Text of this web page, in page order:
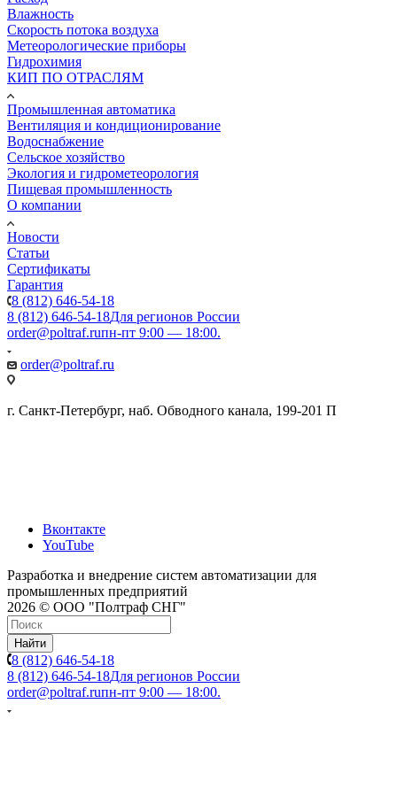
Влажность
Скорость потока воздуха
Метеорологические приборы
Гидрохимия
КИП ПО ОТРАСЛЯМ
Промышленная автоматика
Вентиляция и кондиционирование
Водоснабжение
Сельское хозяйство
Экология и гидрометеорология
Пищевая промышленность
О компании
Новости
Статьи
Сертификаты
Гарантия
8 (812) 646-54-18
8 (812) 646-54-18Для регионов России
order@poltraf.ruпн-пт 9:00 — 18:00.
order@poltraf.ru
г. Санкт-Петербург, наб. Обводного канала, 199-201 П
Вконтакте
YouTube
Разработка и внедрение систем автоматизации для
промышленных предприятий
2026 © ООО "Полтраф СНГ"
Найти
8 (812) 646-54-18
8 (812) 646-54-18Для регионов России
order@poltraf.ruпн-пт 9:00 — 18:00.